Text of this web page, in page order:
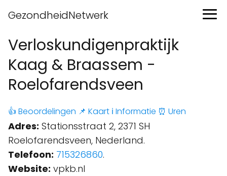
GezondheidNetwerk
Verloskundigenpraktijk
Kaag & Braassem -
Roelofarendsveen
👍 Beoordelingen 📌 Kaart ℹ️ Informatie ⏰ Uren
Adres: Stationsstraat 2, 2371 SH
Roelofarendsveen, Nederland.
Telefoon: 715326860.
Website: vpkb.nl